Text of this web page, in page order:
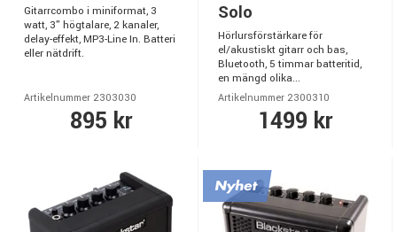
Gitarrcombo i miniformat, 3
watt, 3" högtalare, 2 kanaler,
delay-effekt, MP3-Line In. Batteri
eller nätdrift.
Artikelnummer 2303030
895 kr
Solo
Hörlursförstärkare för
el/akustiskt gitarr och bas,
Bluetooth, 5 timmar batteritid,
en mängd olika...
Artikelnummer 2300310
1499 kr